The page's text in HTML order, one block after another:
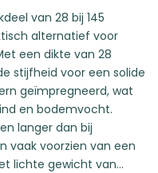
van 28 bij 145
alternatief voor
een dikte van 28
stijfheid voor een solide
geïmpregneerd, wat
en bodemvocht.
langer dan bij
vaak voorzien van een
lichte gewicht van